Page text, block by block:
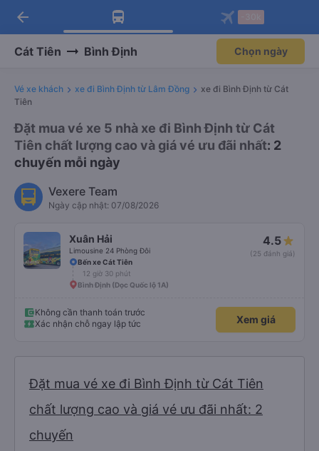
Tải app Vexere ngay!
Nhận ưu đãi thành viên độc
Mở app
Tải app Vexere
-30k/ghế khi đặt vé máy bay qua
Mở app
arrow_back
Cát Tiên Bình Định Chọn ngày
Vé xe khách xe đi Bình Định từ Lâm Đồng
xe đi Bình Định từ Cát
Tiên
Đặt mua vé xe 5 nhà xe đi Bình Định từ Cát
Tiên chất lượng cao và giá vé ưu đãi nhất: 2
chuyến mỗi ngày
Vexere Team
Ngày cập nhật: 07/08/2026
Xuân Hải
Limousine 24 Phòng Đôi
4.5
(25 đánh giá)
Bến xe Cát Tiên
12 giờ 30 phút
Bình Định (Dọc Quốc lộ 1A)
Không cần thanh toán trước
Xác nhận chỗ ngay lập tức
Xem giá
Đặt mua vé xe đi Bình Định từ Cát Tiên
chất lượng cao và giá vé ưu đãi nhất: 2
chuyến